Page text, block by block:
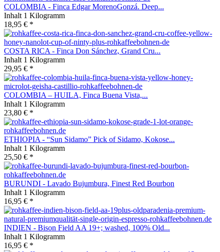
COLOMBIA - Finca Edgar MorenoGonzá. Deep...
Inhalt 1 Kilogramm
18,95 € *
COSTA RICA - Finca Don Sánchez, Grand Cru...
Inhalt 1 Kilogramm
29,95 € *
COLOMBIA – HUILA, Finca Buena Vista,...
Inhalt 1 Kilogramm
23,80 € *
ETHIOPIA - “Sun Sidamo” Pick of Sidamo, Kokose...
Inhalt 1 Kilogramm
25,50 € *
BURUNDI - Lavado Bujumbura, Finest Red Bourbon
Inhalt 1 Kilogramm
16,95 € *
INDIEN - Bison Field AA 19+; washed, 100% Old...
Inhalt 1 Kilogramm
16,95 € *